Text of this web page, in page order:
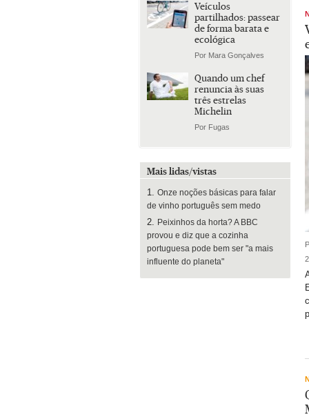
Veículos
partilhados: passear
de forma barata e
ecológica
Por Mara Gonçalves
Quando um chef
renuncia às suas
três estrelas
Michelin
Por Fugas
Mais lidas/vistas
Onze noções básicas para falar
de vinho português sem medo
Peixinhos da horta? A BBC
provou e diz que a cozinha
portuguesa pode bem ser "a mais
influente do planeta"